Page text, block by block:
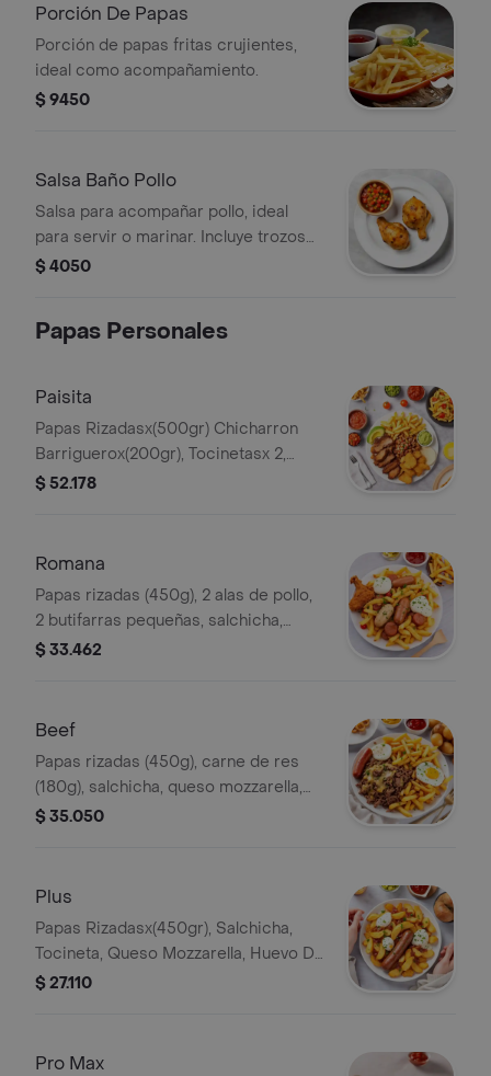
Porción De Papas
Porción de papas fritas crujientes,
ideal como acompañamiento.
$ 9450
Salsa Baño Pollo
Salsa para acompañar pollo, ideal
para servir o marinar. Incluye trozos
visibles de pimentón y maíz.
$ 4050
Papas Personales
Paisita
Papas Rizadasx(500gr) Chicharron
Barriguerox(200gr), Tocinetasx 2,
Arepa, Pico De Gallo Y Guacamole,
$ 52.178
Romana
Papas rizadas (450g), 2 alas de pollo,
2 butifarras pequeñas, salchicha,
huevo de codorniz, queso mozzarella
$ 33.462
Beef
Papas rizadas (450g), carne de res
(180g), salchicha, queso mozzarella,
huevo de codorniz y salsas al gusto.
$ 35.050
Plus
Papas Rizadasx(450gr), Salchicha,
Tocineta, Queso Mozzarella, Huevo De
Codorniz, Salsas Al Gusto.
$ 27.110
Pro Max